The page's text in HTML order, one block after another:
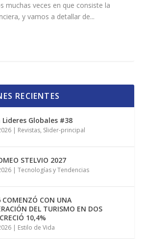
muchas veces en que consiste la
y vamos a detallar de...
RECIENTES
Lideres Globales #38
| Revistas, Slider-principal
STELVIO 2027
|Tecnologías y Tendencias
COMENZÓ CON UNA
DEL TURISMO EN DOS
10,4%
| Estilo de Vida